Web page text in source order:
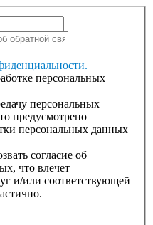
.
персональных
персональных
предусмотрено
персональных данных
согласие об
что влечет
и/или соответствующей